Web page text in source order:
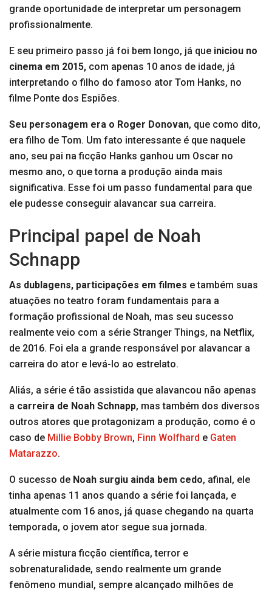
grande oportunidade de interpretar um personagem
profissionalmente.
E seu primeiro passo já foi bem longo, já que iniciou no
cinema em 2015, com apenas 10 anos de idade, já
interpretando o filho do famoso ator Tom Hanks, no
filme Ponte dos Espiões.
Seu personagem era o Roger Donovan, que como dito,
era filho de Tom. Um fato interessante é que naquele
ano, seu pai na ficção Hanks ganhou um Oscar no
mesmo ano, o que torna a produção ainda mais
significativa. Esse foi um passo fundamental para que
ele pudesse conseguir alavancar sua carreira.
Principal papel de Noah
Schnapp
As dublagens, participações em filmes e também suas
atuações no teatro foram fundamentais para a
formação profissional de Noah, mas seu sucesso
realmente veio com a série Stranger Things, na Netflix,
de 2016. Foi ela a grande responsável por alavancar a
carreira do ator e levá-lo ao estrelato.
Aliás, a série é tão assistida que alavancou não apenas
a carreira de Noah Schnapp, mas também dos diversos
outros atores que protagonizam a produção, como é o
caso de Millie Bobby Brown, Finn Wolfhard e Gaten
Matarazzo.
O sucesso de Noah surgiu ainda bem cedo, afinal, ele
tinha apenas 11 anos quando a série foi lançada, e
atualmente com 16 anos, já quase chegando na quarta
temporada, o jovem ator segue sua jornada.
A série mistura ficção científica, terror e
sobrenaturalidade, sendo realmente um grande
fenômeno mundial, sempre alcançado milhões de